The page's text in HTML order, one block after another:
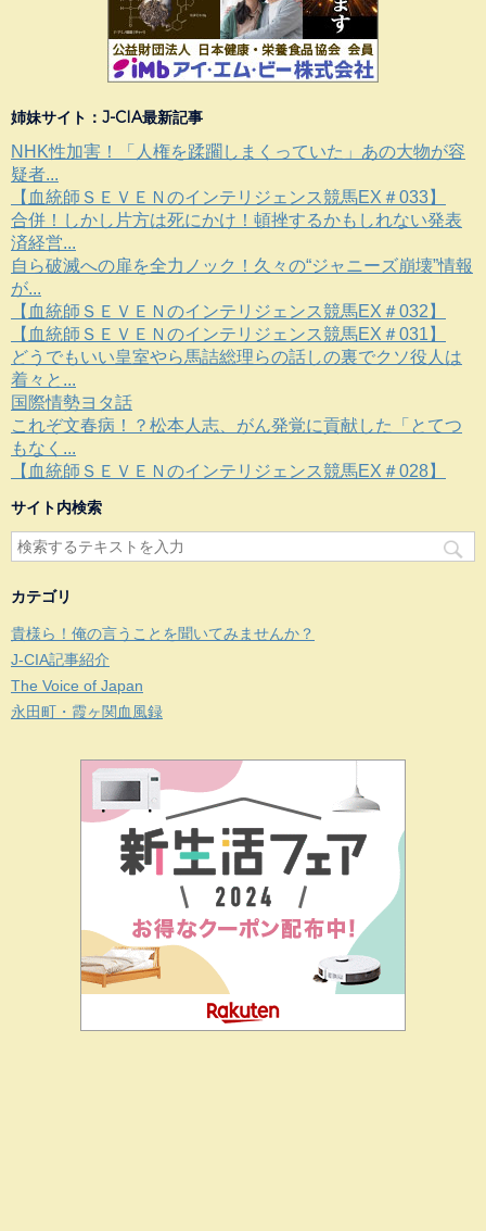
姉妹サイト：J-CIA最新記事
NHK性加害！「人権を蹂躙しまくっていた」あの大物が容
疑者...
【血統師ＳＥＶＥＮのインテリジェンス競馬EX＃033】
合併！しかし片方は死にかけ！頓挫するかもしれない発表
済経営...
自ら破滅への扉を全力ノック！久々の“ジャニーズ崩壊”情報
が...
【血統師ＳＥＶＥＮのインテリジェンス競馬EX＃032】
【血統師ＳＥＶＥＮのインテリジェンス競馬EX＃031】
どうでもいい皇室やら馬詰総理らの話しの裏でクソ役人は
着々と...
国際情勢ヨタ話
これぞ文春病！？松本人志、がん発覚に貢献した「とてつ
もなく...
【血統師ＳＥＶＥＮのインテリジェンス競馬EX＃028】
サイト内検索
カテゴリ
貴様ら！俺の言うことを聞いてみませんか？
J-CIA記事紹介
The Voice of Japan
永田町・霞ヶ関血風録